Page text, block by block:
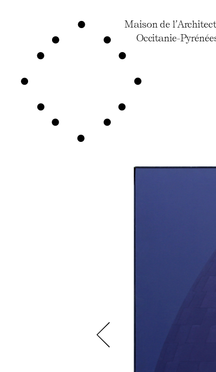
Maison de
Occitanie-